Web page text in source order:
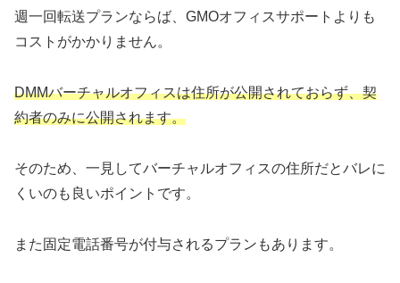
週一回転送プランならば、GMOオフィスサポートよりも
コストがかかりません。
DMMバーチャルオフィスは住所が公開されておらず、契
約者のみに公開されます。
そのため、一見してバーチャルオフィスの住所だとバレに
くいのも良いポイントです。
また固定電話番号が付与されるプランもあります。